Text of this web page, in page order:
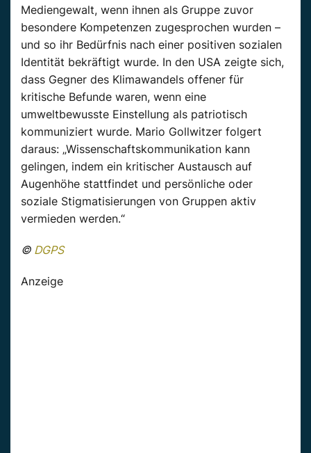
Mediengewalt, wenn ihnen als Gruppe zuvor
besondere Kompetenzen zugesprochen wurden –
und so ihr Bedürfnis nach einer positiven sozialen
Identität bekräftigt wurde. In den USA zeigte sich,
dass Gegner des Klimawandels offener für
kritische Befunde waren, wenn eine
umweltbewusste Einstellung als patriotisch
kommuniziert wurde. Mario Gollwitzer folgert
daraus: „Wissenschaftskommunikation kann
gelingen, indem ein kritischer Austausch auf
Augenhöhe stattfindet und persönliche oder
soziale Stigmatisierungen von Gruppen aktiv
vermieden werden.“
© DGPS
Anzeige